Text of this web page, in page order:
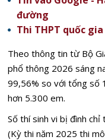
đường
Thi THPT quốc
Theo thông tin từ Bộ
phổ thông 2026 sáng
99,56% so với tổng số
hơn 5.300 em.
Số thí sinh vi bị đình
(Kỳ thi năm 2025 thi